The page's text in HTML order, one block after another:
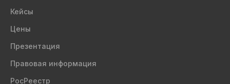
Кейсы
Цены
Презентация
Правовая информация
РосРеестр